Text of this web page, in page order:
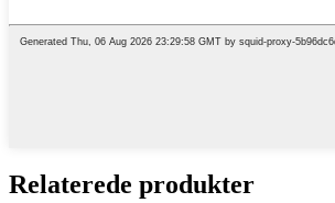
Relaterede produkter